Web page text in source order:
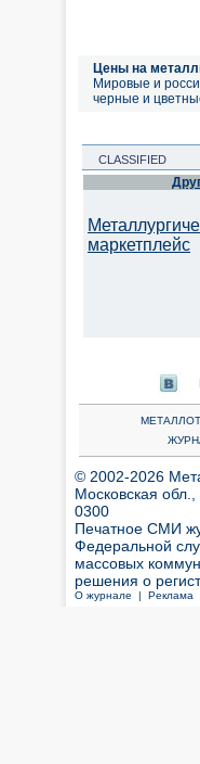
Цены на
Мировые и
черные и
CLASSIFIED
маркетплейс
© 2002-2026
Московская
0300
Печатное СМИ
Федеральной
массовых
решения о
О журнале | Реклама